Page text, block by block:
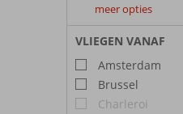
augustus
2027
september
2027
oktober
2027
meer opties
VLIEGEN VANAF
Amsterdam
Brussel
Charleroi